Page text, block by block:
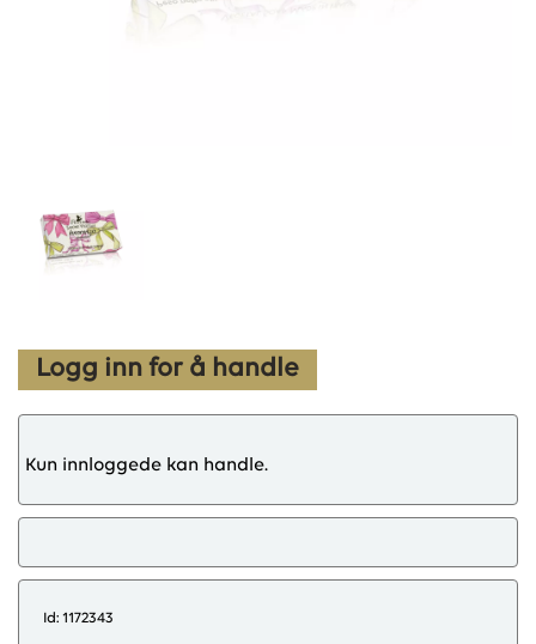
Logg inn for å handle
Kun innloggede kan handle.
Id: 1172343